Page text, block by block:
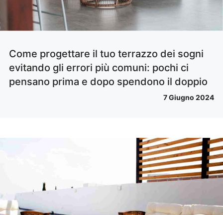
Come progettare il tuo terrazzo dei sogni
evitando gli errori più comuni: pochi ci
pensano prima e dopo spendono il doppio
7 Giugno 2024